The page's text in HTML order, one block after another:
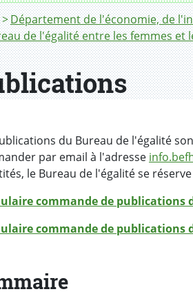
Département de l'économie, de
de l'égalité entre les femmes et
du Bureau de l'égalité
par email à l'adresse
le Bureau de l'égalité se
commande de publications
commande de publications